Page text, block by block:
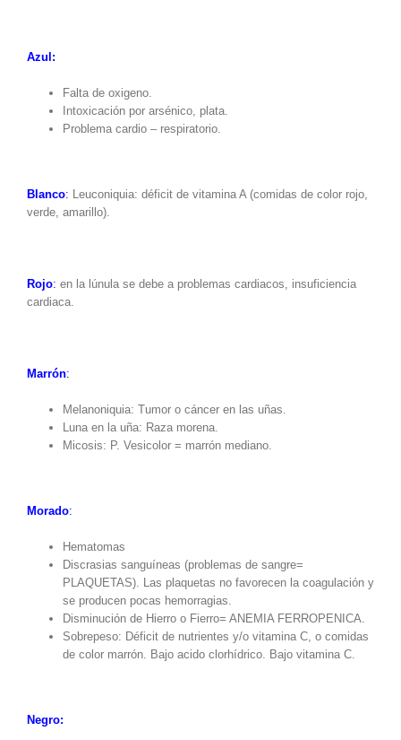
Azul:
Falta de oxigeno.
Intoxicación por arsénico, plata.
Problema cardio – respiratorio.
Blanco: Leuconiquia: déficit de vitamina A (comidas de color rojo,
verde, amarillo).
Rojo: en la lúnula se debe a problemas cardiacos, insuficiencia
cardiaca.
Marrón:
Melanoniquia: Tumor o cáncer en las uñas.
Luna en la uña: Raza morena.
Micosis: P. Vesicolor = marrón mediano.
Morado:
Hematomas
Discrasias sanguíneas (problemas de sangre=
PLAQUETAS). Las plaquetas no favorecen la coagulación y
se producen pocas hemorragias.
Disminución de Hierro o Fierro= ANEMIA FERROPENICA.
Sobrepeso: Déficit de nutrientes y/o vitamina C, o comidas
de color marrón. Bajo acido clorhídrico. Bajo vitamina C.
Negro: